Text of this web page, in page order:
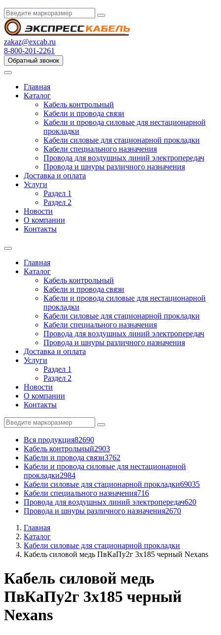
zakaz@excab.ru
8-800-201-2261
Обратный звонок
Главная
Каталог
Кабель контрольный
Кабели и провода связи
Кабели и провода силовые для нестационарной
прокладки
Кабели силовые для стационарной прокладки
Кабели специального назначения
Провода для воздушных линий электропередач
Провода и шнуры различного назначения
Доставка и оплата
Услуги
Раздел 1
Раздел 2
Новости
О компании
Контакты
Главная
Каталог
Кабель контрольный
Кабели и провода связи
Кабели и провода силовые для нестационарной
прокладки
Кабели силовые для стационарной прокладки
Кабели специального назначения
Провода для воздушных линий электропередач
Провода и шнуры различного назначения
Доставка и оплата
Услуги
Раздел 1
Раздел 2
Новости
О компании
Контакты
Вся продукция82690
Кабель контрольный2903
Кабели и провода связи3762
Кабели и провода силовые для нестационарной
прокладки2984
Кабели силовые для стационарной прокладки69035
Кабели специального назначения716
Провода для воздушных линий электропередач620
Провода и шнуры различного назначения2670
Главная
Каталог
Кабели силовые для стационарной прокладки
Кабель силовой медь ПвКаПу2г 3x185 черный Nexans
Кабель силовой медь
ПвКаПу2г 3x185 черный
Nexans